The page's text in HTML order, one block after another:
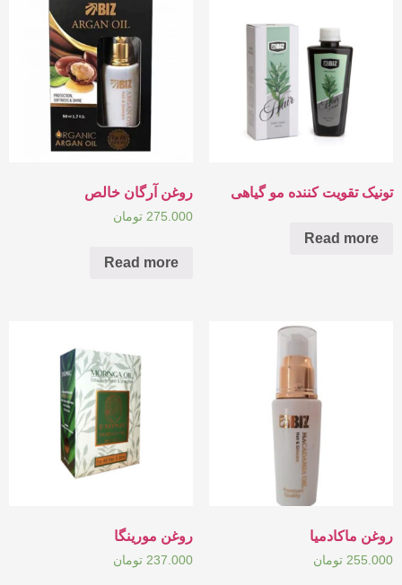
تونیک تقویت کننده مو گیاهی
Read more
روغن آرگان خالص
275.000 تومان
Read more
روغن ماکادمیا
255.000 تومان
روغن مورینگا
237.000 تومان